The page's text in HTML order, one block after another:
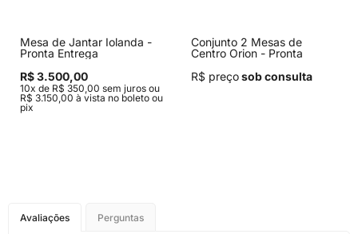
Mesa de Jantar Iolanda -
Pronta Entrega
R$ 3.500,00
10x de R$ 350,00 sem juros ou
R$ 3.150,00 à vista no boleto ou
pix
Conjunto 2 Mesas de
Centro Orion - Pronta
R$ preçosob consulta
Avaliações Perguntas